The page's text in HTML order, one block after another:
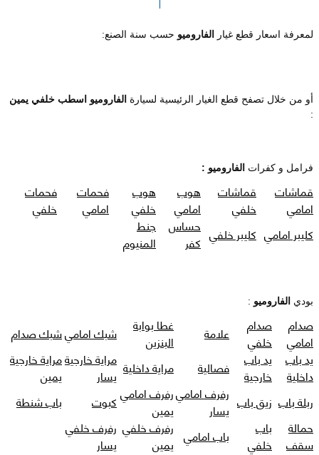
لمعرفة اسعار قطع غيار الفاروميو حسب سنة الصنع:
أو من خلال تصفح قطع الغيار الرئيسية لسيارة الفاروميو اسطب خلفي يمين
:
فرامل و كفرات الفاروميو :
قماشات
امامي
قماشات
خلفي
هوب
امامي
هوب
خلفي
فحمات
امامي
فحمات
خلفي
كليبر امامي كليبر خلفي حساس
كفر
جنط
المنيوم
بودي الفاروميو :
صدام
امامي
صدام
خلفي
علامة
غطا بوابة
البنزين
شبك اماميشبك صدام
يد باب
داخلية
يد باب
خارجية
فصالية مراية داخلية مراية خارجية
يسار
مراية خارجية
يمين
ربلة باب زيق باب رفرف امامي
يسار
رفرف امامي
يمين
كبوت
باب شنطة
حمالة
سقف
باب
خلفي
باب امامي رفرف خلفي
يمين
رفرف خلفي
يسار